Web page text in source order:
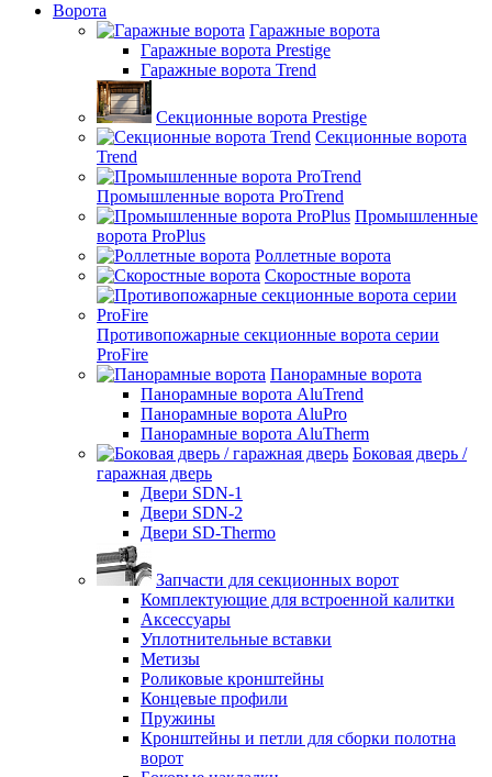
Ворота
Гаражные ворота
Гаражные ворота Prestige
Гаражные ворота Trend
Секционные ворота Prestige
Секционные ворота
Trend
Промышленные ворота ProTrend
Промышленные
ворота ProPlus
Роллетные ворота
Скоростные ворота
Противопожарные секционные ворота серии
ProFire
Панорамные ворота
Панорамные ворота AluTrend
Панорамные ворота AluPro
Панорамные ворота AluTherm
Боковая дверь /
гаражная дверь
Двери SDN-1
Двери SDN-2
Двери SD-Thermo
Запчасти для секционных ворот
Комплектующие для встроенной калитки
Аксессуары
Уплотнительные вставки
Метизы
Роликовые кронштейны
Концевые профили
Пружины
Кронштейны и петли для сборки полотна
ворот